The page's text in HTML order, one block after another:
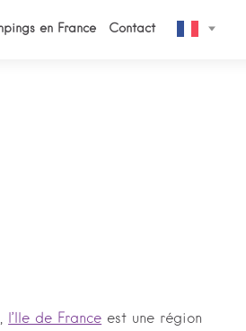
en France Contact
l’Ile de France est une région